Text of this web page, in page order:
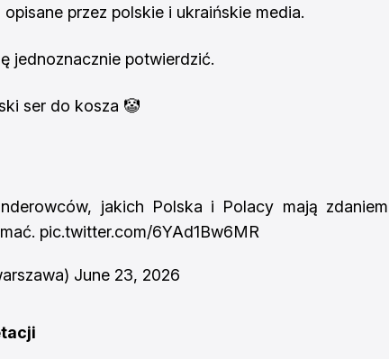
przez polskie i ukraińskie media.
jednoznacznie potwierdzić.
ser do kosza 🤡
jakich Polska i Polacy mają zdaniem
pic.twitter.com/6YAd1Bw6MR
June 23, 2026